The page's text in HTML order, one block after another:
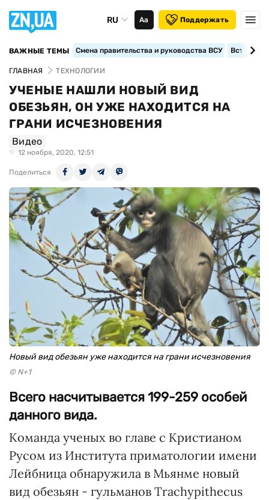
RU Аа Поддержать
ВАЖНЫЕ ТЕМЫ Смена правительства и руководства ВСУ
ГЛАВНАЯ ТЕХНОЛОГИИ
УЧЕНЫЕ НАШЛИ НОВЫЙ ВИД
ОБЕЗЬЯН, ОН УЖЕ НАХОДИТСЯ НА
ГРАНИ ИСЧЕЗНОВЕНИЯ
Видео
12 ноября, 2020, 12:51
Поделиться
Новый вид обезьян уже находится на грани исчезновения
© N+1
Всего насчитывается 199-259 особей
данного вида.
Команда ученых во главе с Кристианом
Русом из Института приматологии имени
Лейбница обнаружила в Мьянме новый
вид обезьян - гульманов Trachypithecus